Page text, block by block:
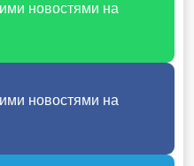
новостями на
новостями на